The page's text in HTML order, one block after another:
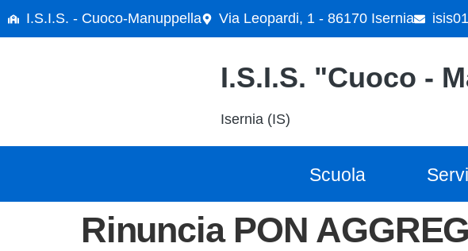
contenutoI.S.I.S. - Cuoco-Manuppella Via Leopardi, 1 - 86170 Isernia
I.S.I.S. "Cuoco -
Isernia (IS)
Scuola
Rinuncia PON